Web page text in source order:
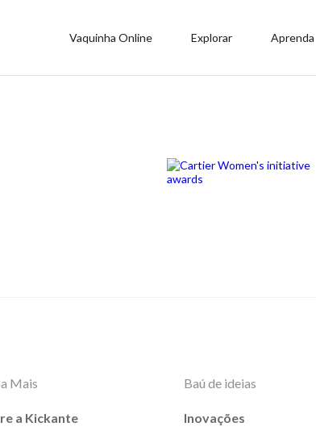
Vaquinha Online Explorar Aprenda
Mais
a Kickante
Baú de ideias
Inovações